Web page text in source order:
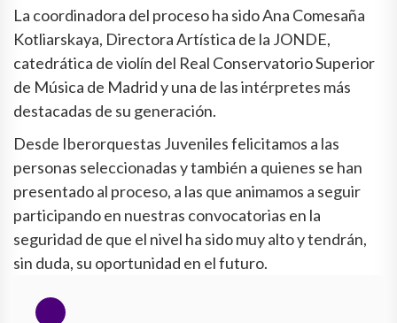
La coordinadora del proceso ha sido Ana Comesaña
Kotliarskaya, Directora Artística de la JONDE,
catedrática de violín del Real Conservatorio Superior
de Música de Madrid y una de las intérpretes más
destacadas de su generación.
Desde Iberorquestas Juveniles felicitamos a las
personas seleccionadas y también a quienes se han
presentado al proceso, a las que animamos a seguir
participando en nuestras convocatorias en la
seguridad de que el nivel ha sido muy alto y tendrán,
sin duda, su oportunidad en el futuro.